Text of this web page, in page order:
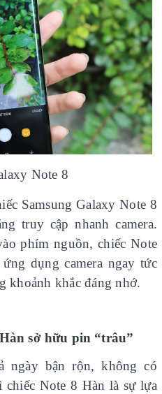
Note 8
Samsung Galaxy Note 8
truy cập nhanh camera.
phím nguồn, chiếc Note
dụng camera ngay tức
khoảnh khắc đáng nhớ.
sở hữu pin “trâu”
ngày bận rộn, không có
Note 8 Hàn là sự lựa